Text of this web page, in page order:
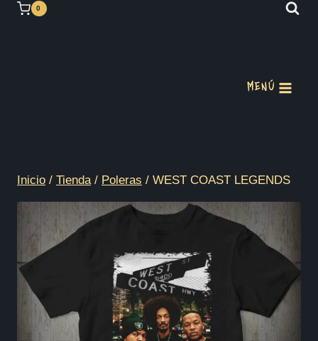
Saltar 0
MENÚ
Inicio / Tienda / Poleras / WEST COAST LEGENDS